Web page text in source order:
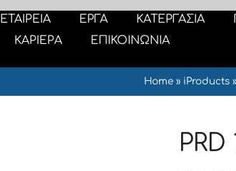
ΕΤΑΙΡΕΙΑ ΕΡΓΑ ΚΑΤΕΡΓΑΣΙΑ
ΚΑΡΙΕΡΑ
ΕΠΙΚΟΙΝΩΝΙΑ
Home» iProducts»
PRD